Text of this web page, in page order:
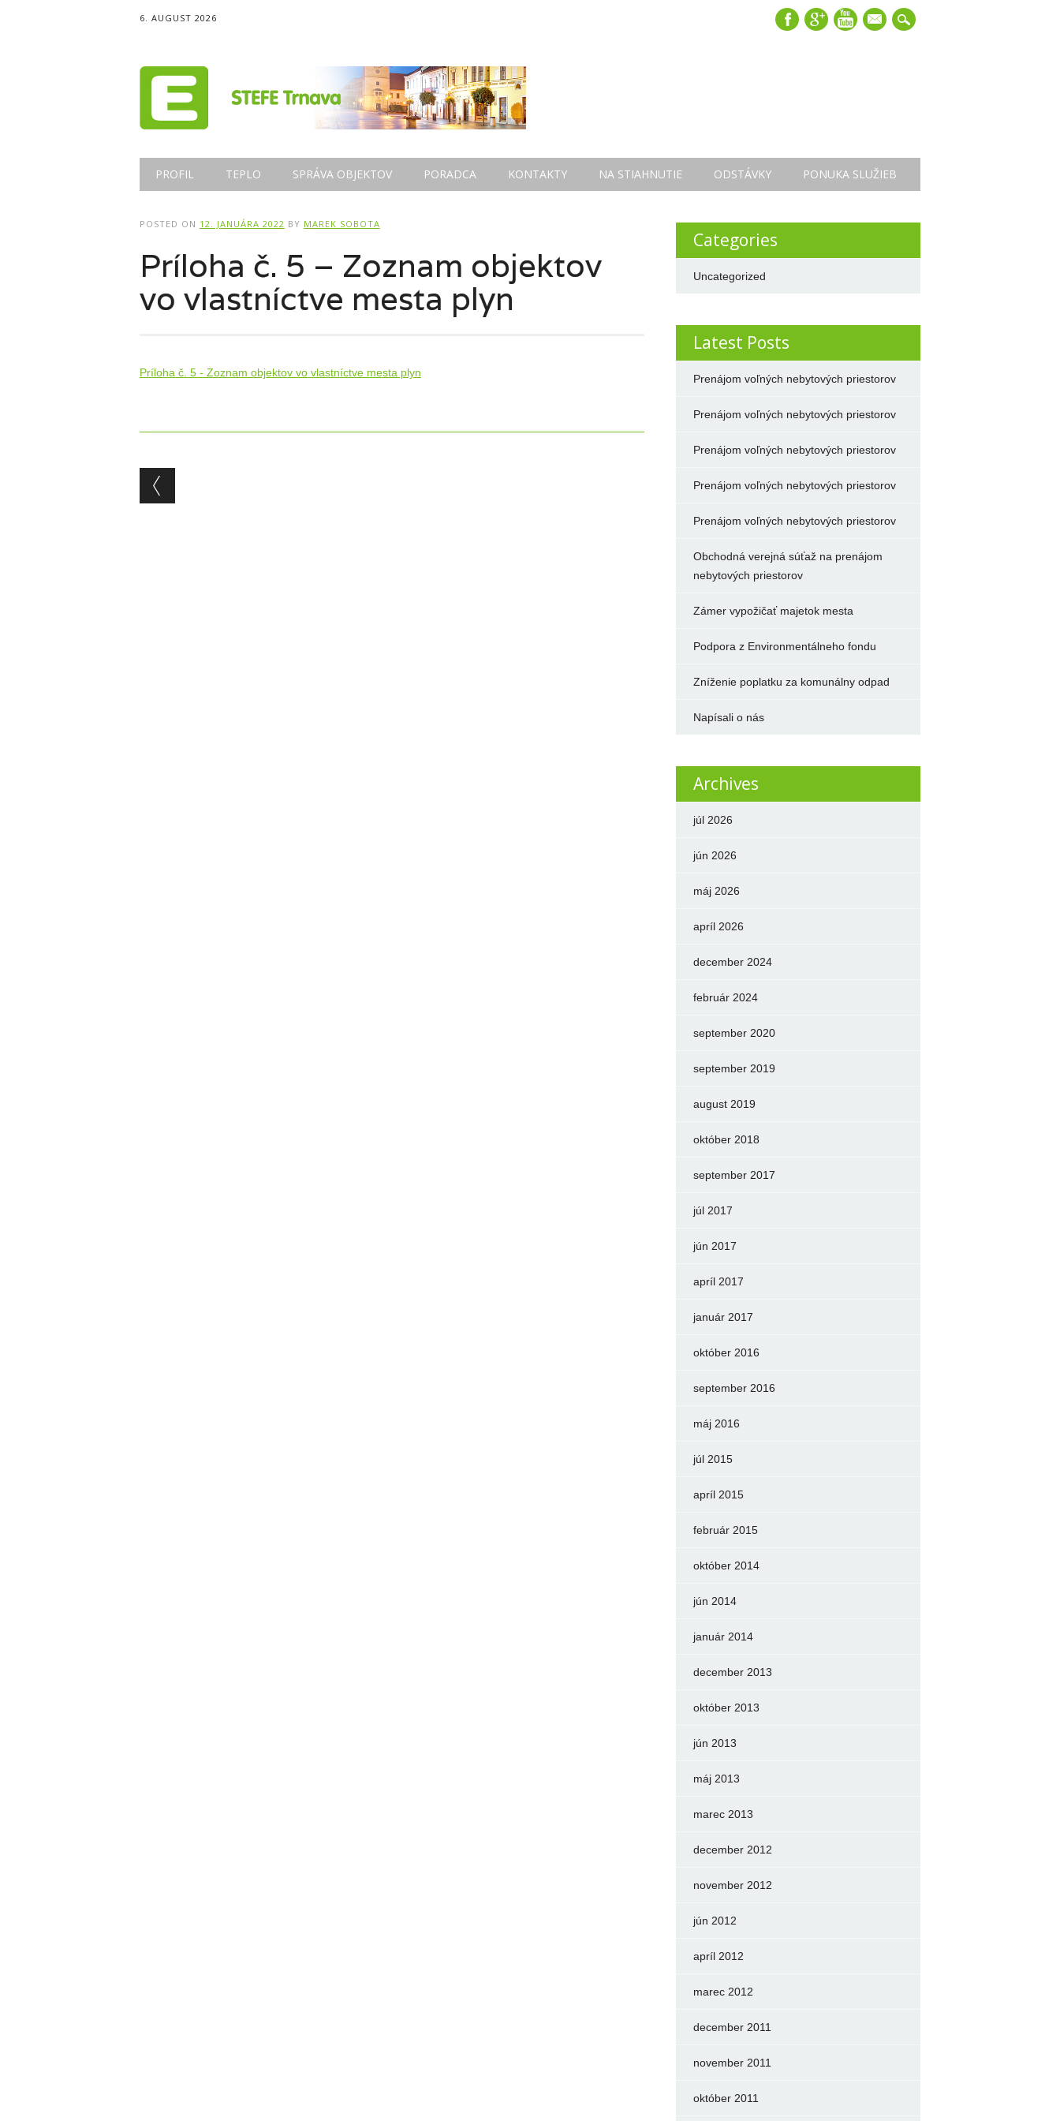
6. AUGUST 2026
mail
Main menu
PROFIL TEPLO SPRÁVA OBJEKTOV PORADCA KONTAKTY NA STIAHNUTIE ODSTÁVKY PONUKA SLUŽIEB
POSTED ON 12. JANUÁRA 2022 BY MAREK SOBOTA
Príloha č. 5 – Zoznam objektov
vo vlastníctve mesta plyn
Príloha č. 5 - Zoznam objektov vo vlastníctve mesta plyn
Post navigation
Categories
Uncategorized
Latest Posts
Prenájom voľných nebytových priestorov
Prenájom voľných nebytových priestorov
Prenájom voľných nebytových priestorov
Prenájom voľných nebytových priestorov
Prenájom voľných nebytových priestorov
Obchodná verejná súťaž na prenájom
nebytových priestorov
Zámer vypožičať majetok mesta
Podpora z Environmentálneho fondu
Zníženie poplatku za komunálny odpad
Napísali o nás
Archives
júl 2026
jún 2026
máj 2026
apríl 2026
december 2024
február 2024
september 2020
september 2019
august 2019
október 2018
september 2017
júl 2017
jún 2017
apríl 2017
január 2017
október 2016
september 2016
máj 2016
júl 2015
apríl 2015
február 2015
október 2014
jún 2014
január 2014
december 2013
október 2013
jún 2013
máj 2013
marec 2013
december 2012
november 2012
jún 2012
apríl 2012
marec 2012
december 2011
november 2011
október 2011